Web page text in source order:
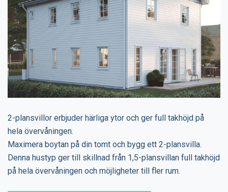
2-plansvillor erbjuder härliga ytor och ger full takhöjd på
hela övervåningen.
Maximera boytan på din tomt och bygg ett 2-plansvilla.
Denna hustyp ger till skillnad från 1,5-plansvillan full takhöjd
på hela övervåningen och möjligheter till fler rum.